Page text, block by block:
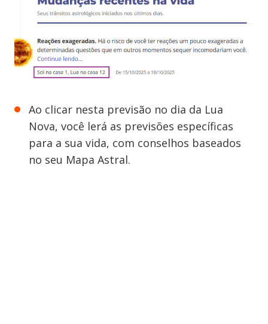
Ao clicar nesta previsão no dia da Lua
Nova, você lerá as previsões específicas
para a sua vida, com conselhos baseados
no seu Mapa Astral.